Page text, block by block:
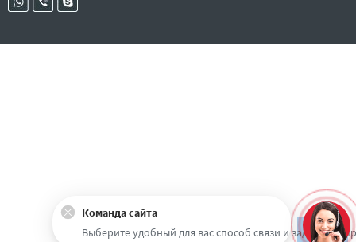
Наверх
Команда сайта
Выберите удобный для вас способ связи и задайте